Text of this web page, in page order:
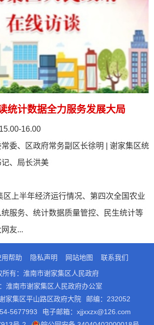
统计数据全力服务发展大局
16.00
委、区政府常务副区长徐明 | 谢家集区统
、局长洪美
区上半年经济运行情况、第四次全国农业
服务、统计数据质量管控、民生统计等
友...
用帮助 隐私声明 网站地图
联系我们
所有：淮南市谢家集区人民政府
淮南市谢家集区人民政府办公室
家集区平山路区政府大院
邮编：232052
5677993
电子邮箱：xjjxxzx@126.com